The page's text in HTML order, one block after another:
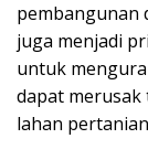
pembangunan
juga menjadi
untuk
dapat merusak
lahan